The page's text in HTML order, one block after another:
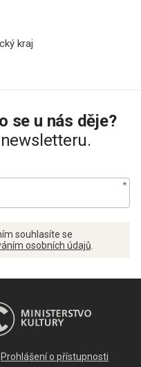
kraj
se u nás děje?
souhlasíte se
osobních údajů.
Prohlášení o přístupnosti